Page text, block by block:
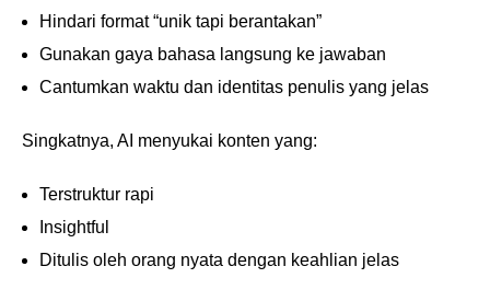
Hindari format “unik tapi berantakan”
Gunakan gaya bahasa langsung ke jawaban
Cantumkan waktu dan identitas penulis yang jelas
Singkatnya, AI menyukai konten yang:
Terstruktur rapi
Insightful
Ditulis oleh orang nyata dengan keahlian jelas